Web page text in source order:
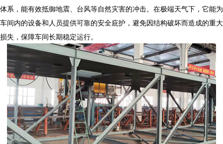
体系，能有效抵御地震、台风等自然灾害的冲击。在极端天气下，它能为
车间内的设备和人员提供可靠的安全庇护，避免因结构破坏而造成的重大
损失，保障车间长期稳定运行。